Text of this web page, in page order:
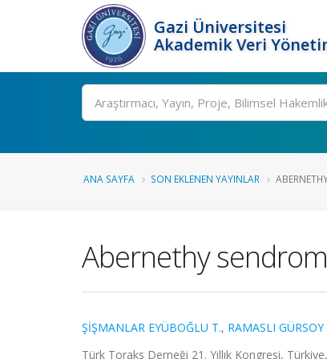
Gazi Üniversitesi
Akademik Veri
Ara
ANA SAYFA SON EKLENEN YAYINLAR
Abernethy
ŞİŞMANLAR EYÜBOĞLU T., RAMASLI GÜRSOY
Türk Toraks Derneği 21. Yıllık Kongresi,